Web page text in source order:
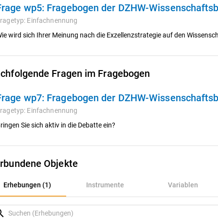
wp5: Fragebogen der DZHW-
Einfachnennung
wird sich Ihrer Meinung nach die Exzellenzstrategie auf den
Fragen im Fragebogen
wp7: Fragebogen der DZHW-
Einfachnennung
Sie sich aktiv in die Debatte ein?
Objekte
Erhebungen (1) Instrumente Variablen
(1)